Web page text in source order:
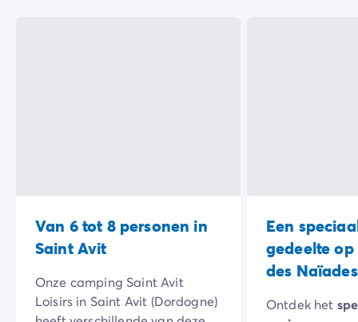
Camping Noord-Brabant
Camping Hardenberg
Camping Twente
Camping Zuid-Holland
Camping Duitsland
Van 6 tot 8 personen in
Saint Avit
Onze camping Saint Avit
Loisirs in Saint Avit (Dordogne)
Een
gedeelte
des Naïades
Ontdek het